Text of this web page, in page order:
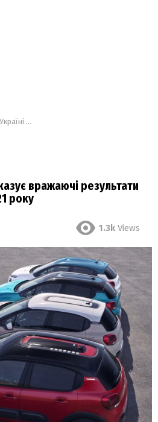
продажів восени 2021 року
вражаючі результати
року
1.3k Views